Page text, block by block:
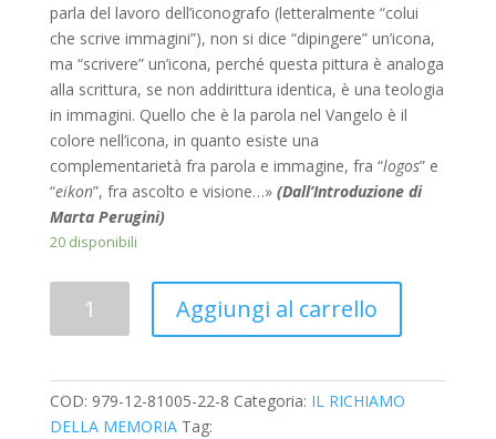
parla del lavoro dell’iconografo (letteralmente “colui
che scrive immagini”), non si dice “dipingere” un’icona,
ma “scrivere” un’icona, perché questa pittura è analoga
alla scrittura, se non addirittura identica, è una teologia
in immagini. Quello che è la parola nel Vangelo è il
colore nell’icona, in quanto esiste una
complementarietà fra parola e immagine, fra “logos” e
“eikon”, fra ascolto e visione…» (Dall’Introduzione di
Marta Perugini)
20 disponibili
Aggiungi al carrello
COD: 979-12-81005-22-8 Categoria: IL RICHIAMO
DELLA MEMORIA Tag: